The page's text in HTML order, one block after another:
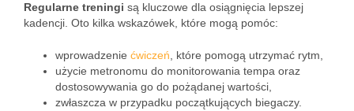
Regularne treningi są kluczowe dla osiągnięcia lepszej
kadencji. Oto kilka wskazówek, które mogą pomóc:
wprowadzenie ćwiczeń , które pomogą utrzymać rytm,
użycie metronomu do monitorowania tempa oraz
dostosowywania go do pożądanej wartości,
zwłaszcza w przypadku początkujących biegaczy.